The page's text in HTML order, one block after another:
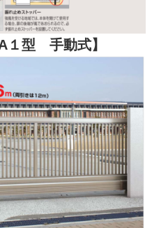
１型 手動式】